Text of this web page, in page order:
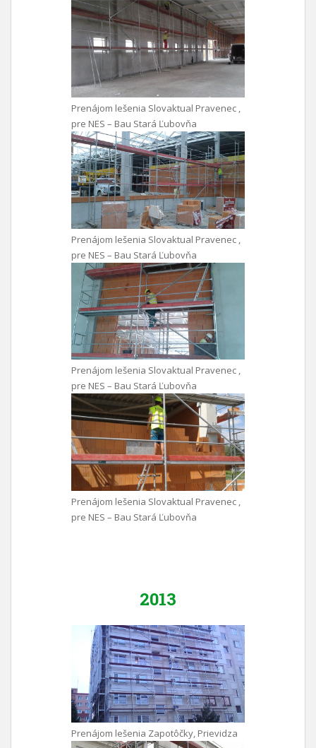
Prenájom lešenia Slovaktual Pravenec ,
pre NES – Bau Stará Ľubovňa
Prenájom lešenia Slovaktual Pravenec ,
pre NES – Bau Stará Ľubovňa
Prenájom lešenia Slovaktual Pravenec ,
pre NES – Bau Stará Ľubovňa
Prenájom lešenia Slovaktual Pravenec ,
pre NES – Bau Stará Ľubovňa
2013
Prenájom lešenia Zapotôčky, Prievidza